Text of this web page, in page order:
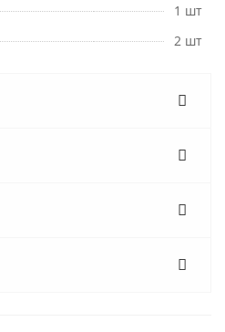
1 шт
2 шт